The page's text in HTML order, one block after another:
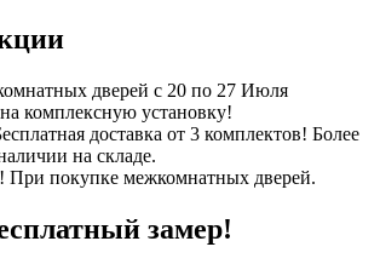
дверей c 20 по 27 Июля
комплексную установку!
доставка от 3 комплектов! Более
на складе.
При покупке межкомнатных дверей.
замер!